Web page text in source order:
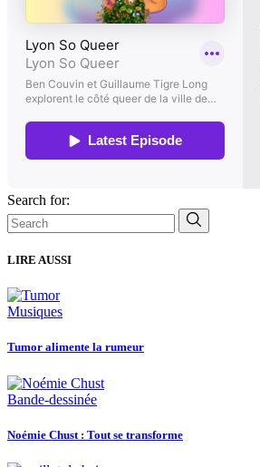
Search for:
LIRE AUSSI
Musiques
Tumor alimente la rumeur
Bande-dessinée
Noémie Chust : Tout se transforme